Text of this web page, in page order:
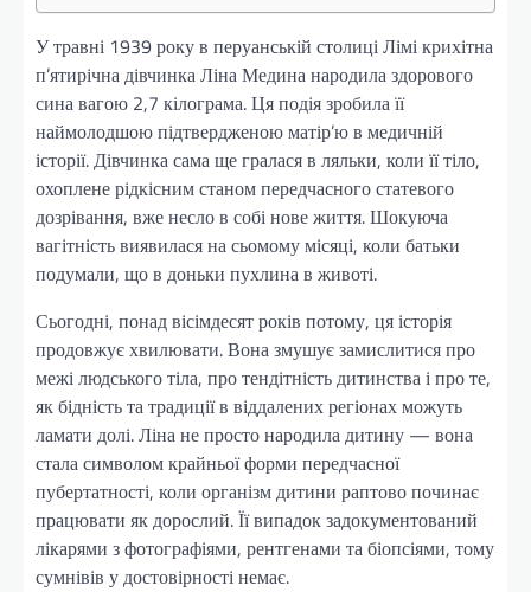
У травні 1939 року в перуанській столиці Лімі крихітна
п’ятирічна дівчинка Ліна Медина народила здорового
сина вагою 2,7 кілограма. Ця подія зробила її
наймолодшою підтвердженою матір’ю в медичній
історії. Дівчинка сама ще гралася в ляльки, коли її тіло,
охоплене рідкісним станом передчасного статевого
дозрівання, вже несло в собі нове життя. Шокуюча
вагітність виявилася на сьомому місяці, коли батьки
подумали, що в доньки пухлина в животі.
Сьогодні, понад вісімдесят років потому, ця історія
продовжує хвилювати. Вона змушує замислитися про
межі людського тіла, про тендітність дитинства і про те,
як бідність та традиції в віддалених регіонах можуть
ламати долі. Ліна не просто народила дитину — вона
стала символом крайньої форми передчасної
пубертатності, коли організм дитини раптово починає
працювати як дорослий. Її випадок задокументований
лікарями з фотографіями, рентгенами та біопсіями, тому
сумнівів у достовірності немає.